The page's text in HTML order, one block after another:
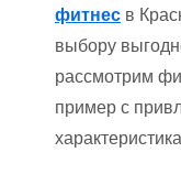
фитнес в
выбору
рассмотрим
пример с